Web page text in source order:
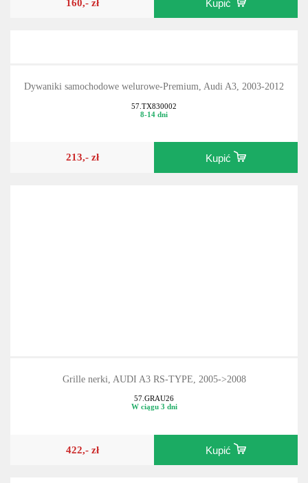
Kupić
Dywaniki samochodowe welurowe-Premium, Audi A3, 2003-2012
57.TX830002
8-14 dni
213,- zł Kupić
Grille nerki, AUDI A3 RS-TYPE, 2005->2008
57.GRAU26
W ciągu 3 dni
422,- zł Kupić